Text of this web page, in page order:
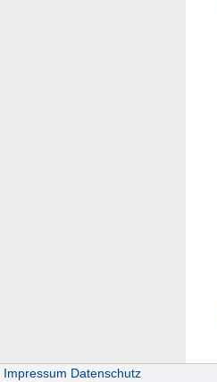
Impressum Datenschutz